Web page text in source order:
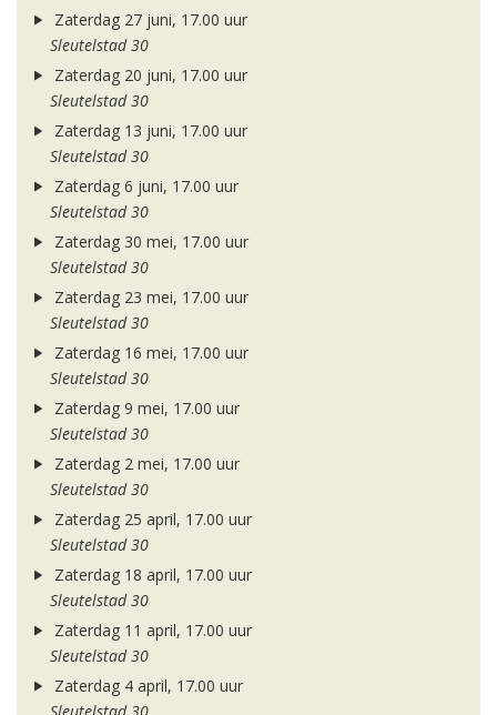
Zaterdag 27 juni, 17.00 uur
Sleutelstad 30
Zaterdag 20 juni, 17.00 uur
Sleutelstad 30
Zaterdag 13 juni, 17.00 uur
Sleutelstad 30
Zaterdag 6 juni, 17.00 uur
Sleutelstad 30
Zaterdag 30 mei, 17.00 uur
Sleutelstad 30
Zaterdag 23 mei, 17.00 uur
Sleutelstad 30
Zaterdag 16 mei, 17.00 uur
Sleutelstad 30
Zaterdag 9 mei, 17.00 uur
Sleutelstad 30
Zaterdag 2 mei, 17.00 uur
Sleutelstad 30
Zaterdag 25 april, 17.00 uur
Sleutelstad 30
Zaterdag 18 april, 17.00 uur
Sleutelstad 30
Zaterdag 11 april, 17.00 uur
Sleutelstad 30
Zaterdag 4 april, 17.00 uur